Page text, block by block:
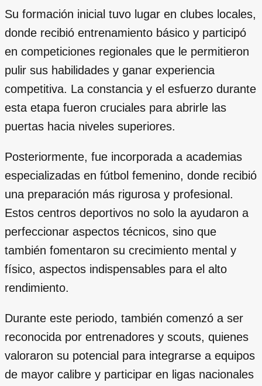
Su formación inicial tuvo lugar en clubes locales,
donde recibió entrenamiento básico y participó
en competiciones regionales que le permitieron
pulir sus habilidades y ganar experiencia
competitiva. La constancia y el esfuerzo durante
esta etapa fueron cruciales para abrirle las
puertas hacia niveles superiores.
Posteriormente, fue incorporada a academias
especializadas en fútbol femenino, donde recibió
una preparación más rigurosa y profesional.
Estos centros deportivos no solo la ayudaron a
perfeccionar aspectos técnicos, sino que
también fomentaron su crecimiento mental y
físico, aspectos indispensables para el alto
rendimiento.
Durante este periodo, también comenzó a ser
reconocida por entrenadores y scouts, quienes
valoraron su potencial para integrarse a equipos
de mayor calibre y participar en ligas nacionales